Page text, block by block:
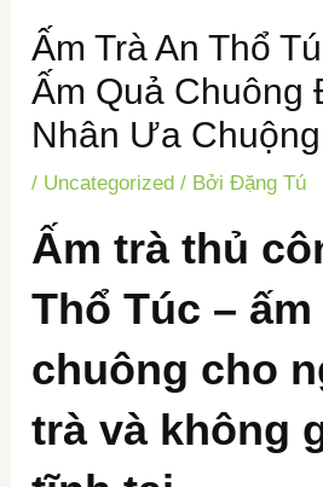
Ấm Trà An Thổ
Ấm Quả Chuông
Nhân Ưa Chuộng
/ Uncategorized / BởiĐặng Tú
Ấm trà thủ
Thổ Túc –
chuông cho
trà và không